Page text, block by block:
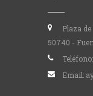
Plaza
50740 -
Teléfono:
Email: